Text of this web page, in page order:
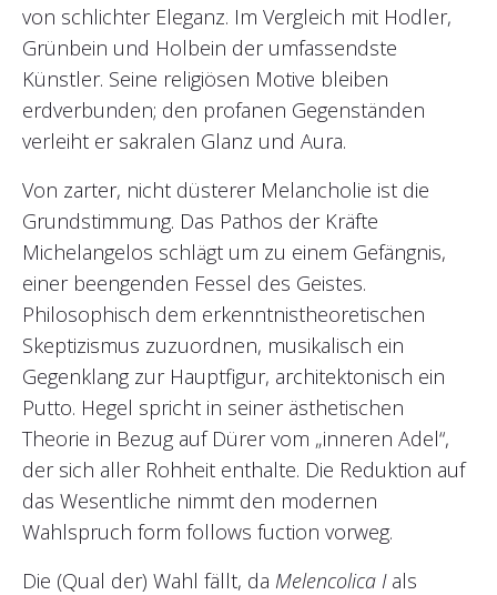
von schlichter Eleganz. Im Vergleich mit Hodler,
Grünbein und Holbein der umfassendste
Künstler. Seine religiösen Motive bleiben
erdverbunden; den profanen Gegenständen
verleiht er sakralen Glanz und Aura.
Von zarter, nicht düsterer Melancholie ist die
Grundstimmung. Das Pathos der Kräfte
Michelangelos schlägt um zu einem Gefängnis,
einer beengenden Fessel des Geistes.
Philosophisch dem erkenntnistheoretischen
Skeptizismus zuzuordnen, musikalisch ein
Gegenklang zur Hauptfigur, architektonisch ein
Putto. Hegel spricht in seiner ästhetischen
Theorie in Bezug auf Dürer vom „inneren Adel“,
der sich aller Rohheit enthalte. Die Reduktion auf
das Wesentliche nimmt den modernen
Wahlspruch form follows fuction vorweg.
Die (Qual der) Wahl fällt, da Melencolica Ials